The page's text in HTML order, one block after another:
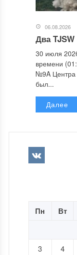
06.08.2026
Два
30 июля
времени
№9A Центра
был...
Далее
Пн Вт
3
4